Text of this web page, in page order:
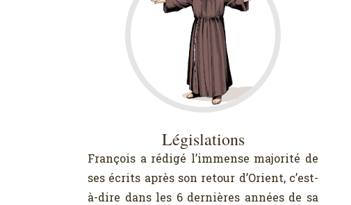
Législations
François a rédigé l’immense majorité de
ses écrits après son retour d’Orient, c’est-
à-dire dans les 6 dernières années de sa